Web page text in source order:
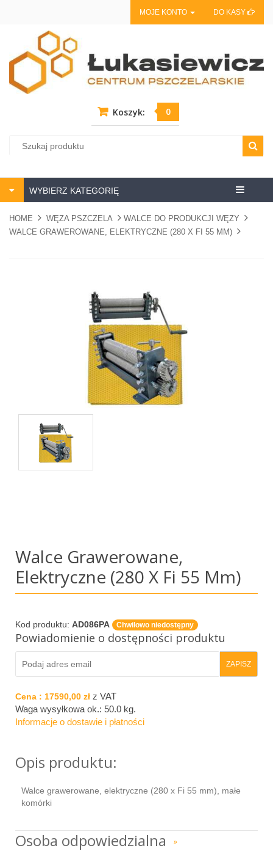
MOJE KONTO DO KASY
Koszyk: 0
Centrum
WYBIERZ KATEGORIĘ
HOME WĘZA PSZCZELA
WALCE DO PRODUKCJI WĘZY
WALCE GRAWEROWANE, ELEKTRYCZNE (280 X FI 55 MM)
Walce Grawerowane,
Elektryczne (280 X Fi 55 Mm)
Kod produktu: AD086PA Chwilowo niedostępny
Powiadomienie o dostępności produktu
Cena : 17590,00 zł z VAT
Waga wysyłkowa ok.: 50.0 kg.
Informacje o dostawie i płatności
Opis produktu:
Walce grawerowane, elektryczne (280 x Fi 55 mm), małe
komórki
Osoba odpowiedzialna »